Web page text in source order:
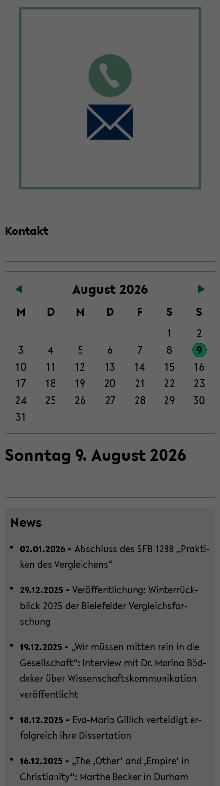
Haupt­
halt
seln
Au­gust 2026
M D M D F S
S
1
2
3
4 5 6 7 8
9
10
11 12 13 14 15
16
17
18 19 20 21 22
23
24
25 26 27 28 29
30
31
Sonn­tag 9. Au­gust2026
News
02.01.2026 - Ab­schluss des SFB 1288 „Prak­ti­
ken des Ver­glei­chens“
29.12.2025 - Ver­öf­fent­li­chung: Win­ter­rück­
blick 2025 der Bie­le­fel­der Ver­gleichs­for­
schung
19.12.2025 - „Wir müs­sen mit­ten rein in die
Ge­sell­schaft“: In­ter­view mit Dr. Ma­ri­na Böd­
de­ker über Wis­sen­schafts­kom­mu­ni­ka­ti­on
ver­öf­fent­licht
18.12.2025 - Eva-​Maria Gil­lich ver­tei­digt er­
folg­reich ihre Dis­ser­ta­ti­on
16.12.2025 - „The ‚Other‘ and ‚Em­pi­re‘ in
Chris­tia­ni­ty“: Mar­the Be­cker in Durham
Kon­takt